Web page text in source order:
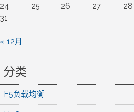
24
25 26 27 28
31
« 12月
分类
F5负载均衡